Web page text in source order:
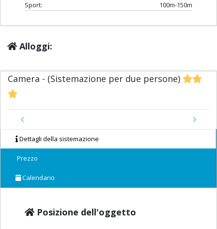
Sport:
100m-150m
Alloggi:
Camera - (Sistemazione per due persone)
Previous
Next
Dettagli della sistemazione
Prezzo
Calendario
Posizione dell'oggetto